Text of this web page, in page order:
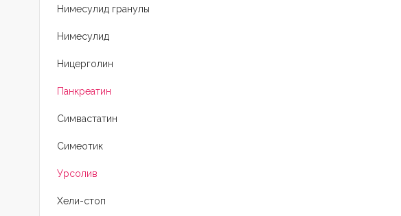
Нимесулид гранулы
Нимесулид
Ницерголин
Панкреатин
Симвастатин
Симеотик
Урсолив
Хели-стоп